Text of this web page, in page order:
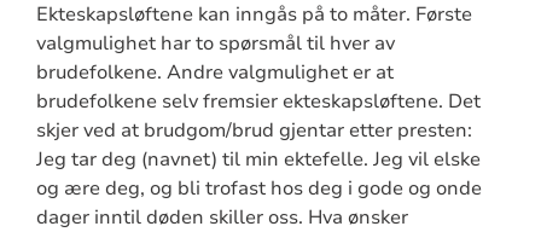
Ekteskapsløftene kan inngås på to måter. Første
valgmulighet har to spørsmål til hver av
brudefolkene. Andre valgmulighet er at
brudefolkene selv fremsier ekteskapsløftene. Det
skjer ved at brudgom/brud gjentar etter presten:
Jeg tar deg (navnet) til min ektefelle. Jeg vil elske
og ære deg, og bli trofast hos deg i gode og onde
dager inntil døden skiller oss. Hva ønsker